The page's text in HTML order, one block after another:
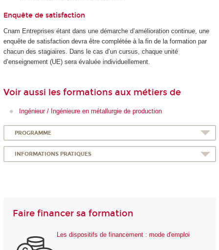
Enquête de satisfaction
Cnam Entreprises étant dans une démarche d’amélioration continue, une
enquête de satisfaction devra être complétée à la fin de la formation par
chacun des stagiaires. Dans le cas d’un cursus, chaque unité
d’enseignement (UE) sera évaluée individuellement.
Voir aussi les formations aux métiers de
Ingénieur / Ingénieure en métallurgie de production
PROGRAMME
INFORMATIONS PRATIQUES
Faire financer sa formation
Les dispositifs de financement : mode d'emploi